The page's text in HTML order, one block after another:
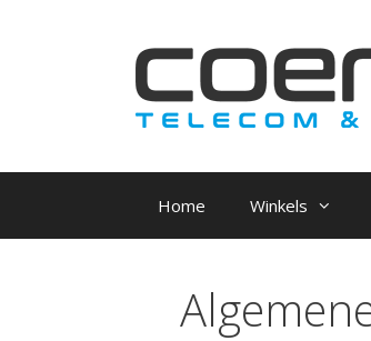
Home Winkels